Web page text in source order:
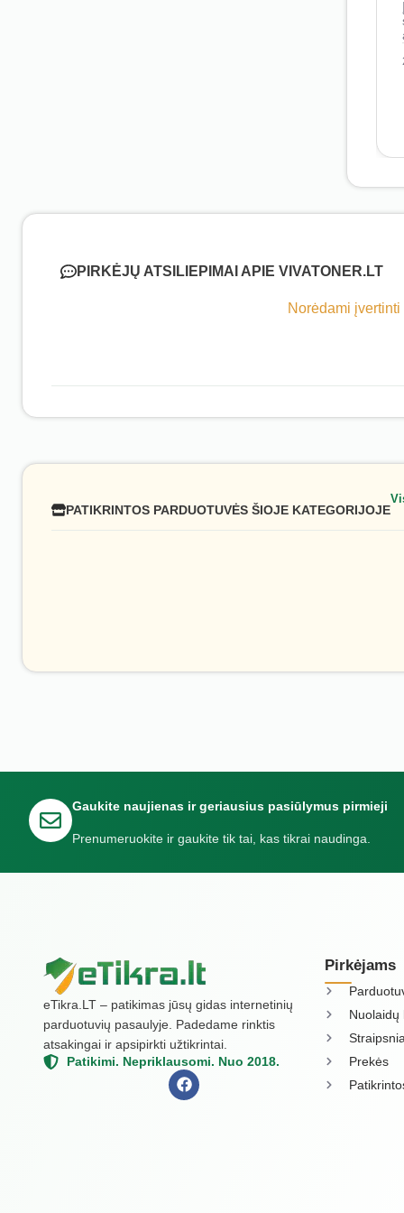
PIRKĖJŲ ATSILIEPIMAI APIE VIVATONER.LT
Norėdami
PATIKRINTOS PARDUOTUVĖS ŠIOJE KATEGORIJOJE
Gaukite naujienas ir geriausius pasiūlymus pirmieji
Prenumeruokite ir gaukite tik tai, kas tikrai naudinga.
eTikra.LT – patikimas jūsų gidas internetinių
parduotuvių pasaulyje. Padedame rinktis
atsakingai ir apsipirkti užtikrintai.
Patikimi. Nepriklausomi. Nuo 2018.
Pirkėjams
Nuolaidų
Prekės